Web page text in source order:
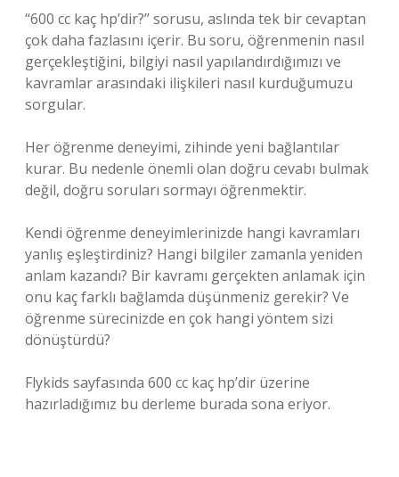
“600 cc kaç hp’dir?” sorusu, aslında tek bir cevaptan
çok daha fazlasını içerir. Bu soru, öğrenmenin nasıl
gerçekleştiğini, bilgiyi nasıl yapılandırdığımızı ve
kavramlar arasındaki ilişkileri nasıl kurduğumuzu
sorgular.
Her öğrenme deneyimi, zihinde yeni bağlantılar
kurar. Bu nedenle önemli olan doğru cevabı bulmak
değil, doğru soruları sormayı öğrenmektir.
Kendi öğrenme deneyimlerinizde hangi kavramları
yanlış eşleştirdiniz? Hangi bilgiler zamanla yeniden
anlam kazandı? Bir kavramı gerçekten anlamak için
onu kaç farklı bağlamda düşünmeniz gerekir? Ve
öğrenme sürecinizde en çok hangi yöntem sizi
dönüştürdü?
Flykids sayfasında 600 cc kaç hp’dir üzerine
hazırladığımız bu derleme burada sona eriyor.